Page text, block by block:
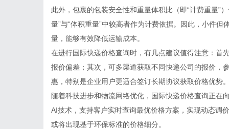
此外，包裹的包装安全性和重量体积比（即“计费重量”
量”与“体积重量”中较高者作为计费依据。因此，小件
量，能够有效降低运输成本。
在进行国际快递价格查询时，有几点建议值得注意：首
报价偏差；其次，可多渠道获取不同快递公司的报价，
惠，特别是企业用户更适合签订长期协议获取价格优势
随着科技进步和物流网络优化，国际快递价格查询正在
AI技术，支持客户实时查询最优价格方案，实现动态调
或将出现基于环保标准的价格细分。